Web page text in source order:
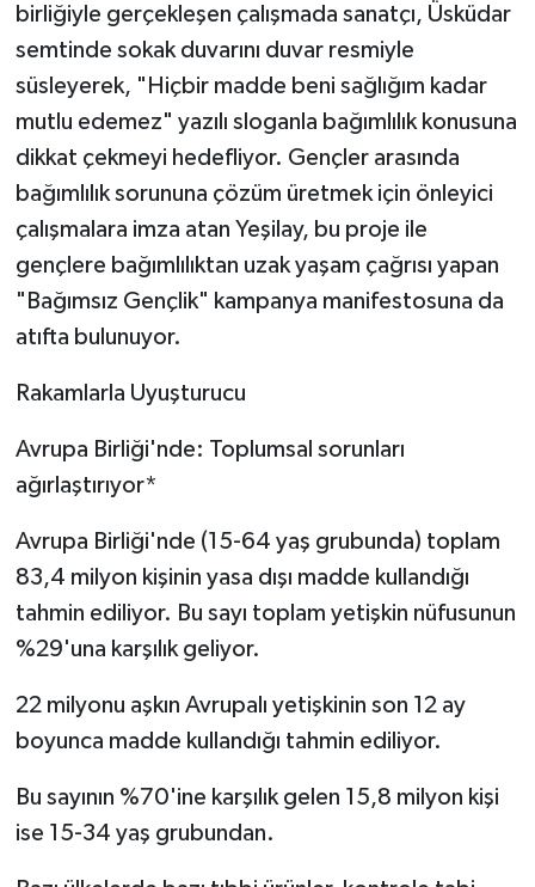
birliğiyle gerçekleşen çalışmada sanatçı, Üsküdar
semtinde sokak duvarını duvar resmiyle
süsleyerek, "Hiçbir madde beni sağlığım kadar
mutlu edemez" yazılı sloganla bağımlılık konusuna
dikkat çekmeyi hedefliyor. Gençler arasında
bağımlılık sorununa çözüm üretmek için önleyici
çalışmalara imza atan Yeşilay, bu proje ile
gençlere bağımlılıktan uzak yaşam çağrısı yapan
"Bağımsız Gençlik" kampanya manifestosuna da
atıfta bulunuyor.
Rakamlarla Uyuşturucu
Avrupa Birliği'nde: Toplumsal sorunları
ağırlaştırıyor*
Avrupa Birliği'nde (15-64 yaş grubunda) toplam
83,4 milyon kişinin yasa dışı madde kullandığı
tahmin ediliyor. Bu sayı toplam yetişkin nüfusunun
%29'una karşılık geliyor.
22 milyonu aşkın Avrupalı yetişkinin son 12 ay
boyunca madde kullandığı tahmin ediliyor.
Bu sayının %70'ine karşılık gelen 15,8 milyon kişi
ise 15-34 yaş grubundan.